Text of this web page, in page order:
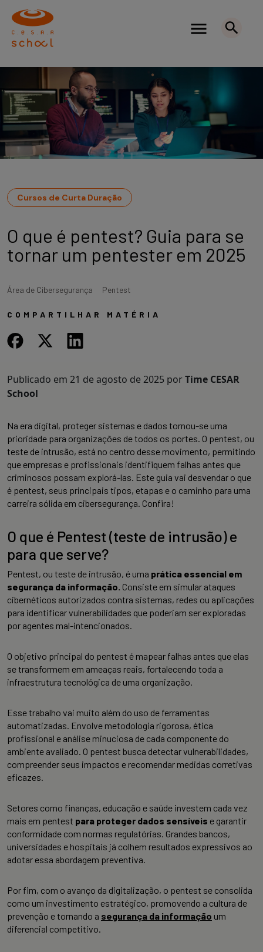
Cursos de Curta Duração
O que é pentest? Guia para se
tornar um pentester em 2025
Área de Cibersegurança Pentest
COMPARTILHAR MATÉRIA
Publicado em 21 de agosto de 2025 porTime CESAR
School
Na era digital, proteger sistemas e dados tornou-se uma
prioridade para organizações de todos os portes. O pentest, ou
teste de intrusão, está no centro desse movimento, permitindo
que empresas e profissionais identifiquem falhas antes que
criminosos possam explorá-las. Este guia vai desvendar o que
é pentest, seus principais tipos, etapas e o caminho para uma
carreira sólida em cibersegurança. Confira!
O que é Pentest (teste de intrusão) e
para que serve?
Pentest, ou teste de intrusão, é uma prática essencial em
segurança da informação. Consiste em simular ataques
cibernéticos autorizados contra sistemas, redes ou aplicações
para identificar vulnerabilidades que poderiam ser exploradas
por agentes mal-intencionados.
O objetivo principal do pentest é mapear falhas antes que elas
se transformem em ameaças reais, fortalecendo toda a
infraestrutura tecnológica de uma organização.
Esse trabalho vai muito além do uso de ferramentas
automatizadas. Envolve metodologia rigorosa, ética
profissional e análise minuciosa de cada componente do
ambiente avaliado. O pentest busca detectar vulnerabilidades,
compreender seus impactos e recomendar medidas corretivas
eficazes.
Setores como finanças, educação e saúde investem cada vez
mais em pentest para proteger dados sensíveis e garantir
conformidade com normas regulatórias. Grandes bancos,
universidades e hospitais já colhem resultados expressivos ao
adotar essa abordagem preventiva.
Por fim, com o avanço da digitalização, o pentest se consolida
como um investimento estratégico, promovendo a cultura de
prevenção e tornando a segurança da informação um
diferencial competitivo.